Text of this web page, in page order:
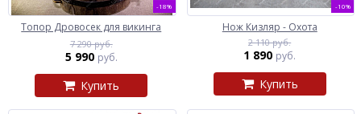
-18%
Топор Дровосек для викинга
7 290 руб.
5 990 руб.
Купить
-10%
Нож Кизляр - Охота
2 110 руб.
1 890 руб.
Купить